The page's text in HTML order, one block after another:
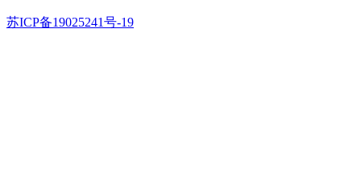
苏ICP备19025241号-19